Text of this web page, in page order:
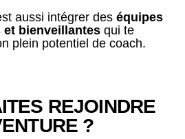
aussi intégrer des équipes
et bienveillantesqui te
plein potentiel de coach.
REJOINDRE
?